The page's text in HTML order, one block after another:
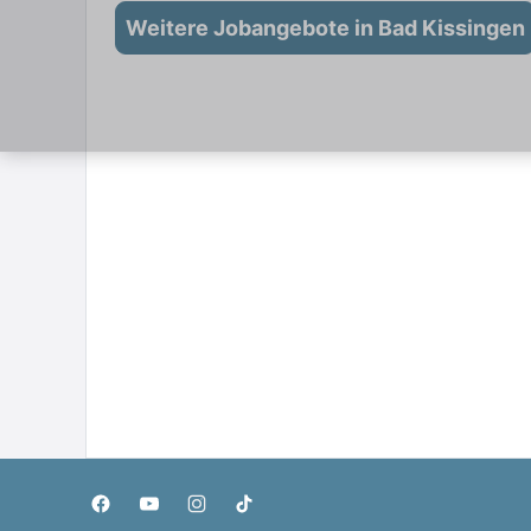
Weitere Jobangebote in Bad Kissingen